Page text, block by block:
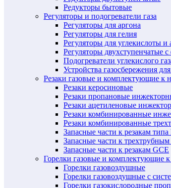
Редукторы бытовые
Регуляторы и подогреватели газа
Регуляторы для аргона
Регуляторы для гелия
Регуляторы для углекислоты и
Регуляторы двухступенчатые
Подогреватели углекислого
Устройства газосбережения
Резаки газовые и комплектующие к
Резаки керосиновые
Резаки пропановые
Резаки ацетиленовые
Резаки комбинированные
Резаки комбинированные
Запасные части к резакам
Запасные части к трехтрубным
Запасные части к резакам GCE
Горелки газовые и комплектующие
Горелки газовоздушные
Горелки газовоздушные с
Горелки газокислородные